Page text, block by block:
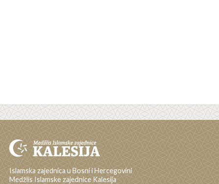
Islamska zajednica u Bosni i Hercegovini
Medžlis Islamske zajednice Kalesija